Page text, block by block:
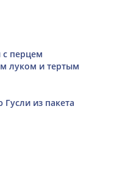
с перцем
луком и тертым
из пакета